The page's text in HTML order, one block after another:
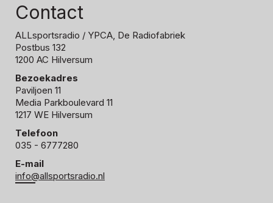
Contact
ALLsportsradio / YPCA, De Radiofabriek
Postbus 132
1200 AC Hilversum
Bezoekadres
Paviljoen 11
Media Parkboulevard 11
1217 WE Hilversum
Telefoon
035 - 6777280
E-mail
info@allsportsradio.nl